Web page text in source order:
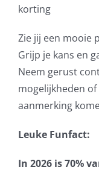
korting
Zie jij een mooie
Grijp je kans en
Neem gerust
mogelijkheden
aanmerking
Leuke Funfact:
In 2026 is 70%